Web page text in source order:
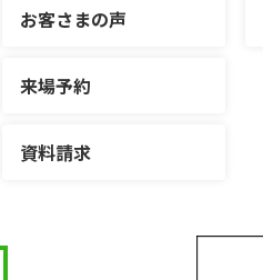
お客さまの声
来場予約
資料請求